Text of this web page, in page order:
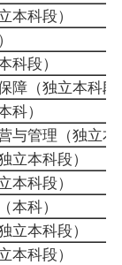
本科段）
科段）
障（独立本科段
科）
与管理（独立本
立本科段）
本科段）
本科）
立本科段）
本科段）